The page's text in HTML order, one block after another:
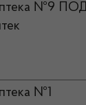
№9
№1